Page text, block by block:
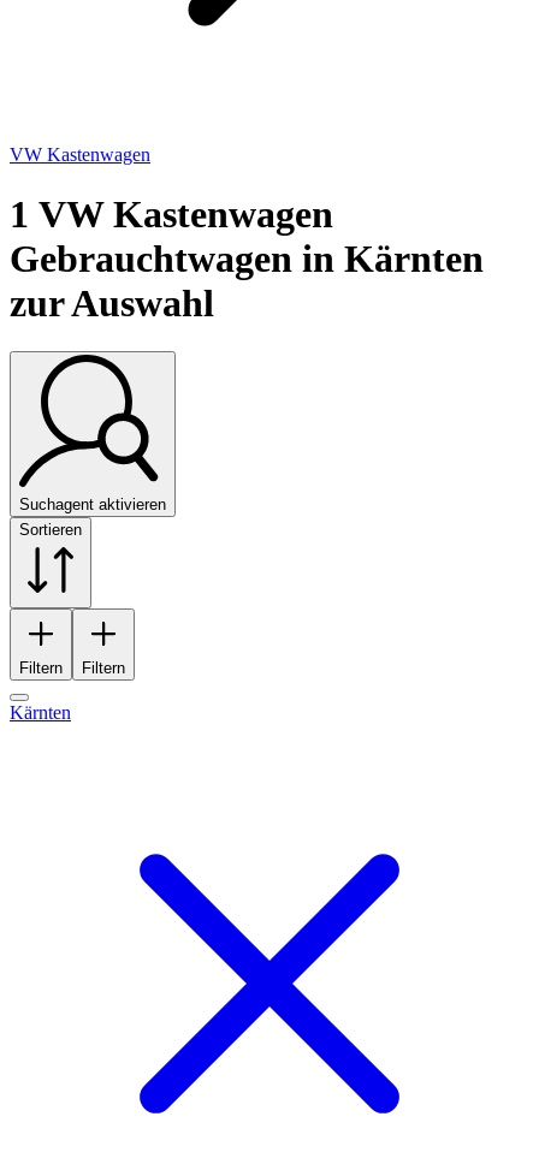
VW Kastenwagen
1 VW Kastenwagen
Gebrauchtwagen in Kärnten
zur Auswahl
Suchagent aktivieren
Sortieren
Filtern Filtern
Kärnten